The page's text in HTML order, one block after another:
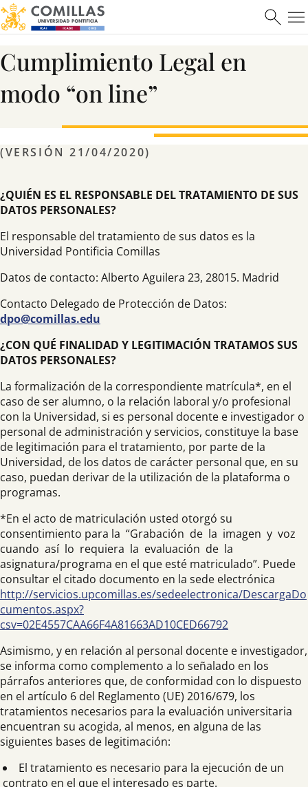
Cumplimiento Legal en
modo “on line”
(VERSIÓN 21/04/2020)
¿QUIÉN ES EL RESPONSABLE DEL TRATAMIENTO DE SUS
DATOS PERSONALES?
El responsable del tratamiento de sus datos es la
Universidad Pontificia Comillas
Datos de contacto: Alberto Aguilera 23, 28015. Madrid
Contacto Delegado de Protección de Datos:
dpo@comillas.edu
¿CON QUÉ FINALIDAD Y LEGITIMACIÓN TRATAMOS SUS
DATOS PERSONALES?
La formalización de la correspondiente matrícula*, en el
caso de ser alumno, o la relación laboral y/o profesional
con la Universidad, si es personal docente e investigador o
personal de administración y servicios, constituye la base
de legitimación para el tratamiento, por parte de la
Universidad, de los datos de carácter personal que, en su
caso, puedan derivar de la utilización de la plataforma o
programas.
*En el acto de matriculación usted otorgó su
consentimiento para la “Grabación de la imagen y voz
cuando así lo requiera la evaluación de la
asignatura/programa en el que esté matriculado”. Puede
consultar el citado documento en la sede electrónica
http://servicios.upcomillas.es/sedeelectronica/DescargaDo
cumentos.aspx?
csv=02E4557CAA66F4A81663AD10CED66792
Asimismo, y en relación al personal docente e investigador,
se informa como complemento a lo señalado en los
párrafos anteriores que, de conformidad con lo dispuesto
en el artículo 6 del Reglamento (UE) 2016/679, los
tratamientos necesarios para la evaluación universitaria
encuentran su acogida, al menos, en alguna de las
siguientes bases de legitimación:
El tratamiento es necesario para la ejecución de un
contrato en el que el interesado es parte.